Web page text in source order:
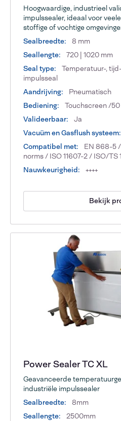
Hoogwaardige, industrieel
impulssealer, ideaal voor
stoffige of vochtige
Sealbreedte:
8 mm
Seallengte:
720 | 1020 mm
Seal type:
Temperatuur-,
impulsseal
Aandrijving:
Pneumatisch
Bediening:
Touchscreen /
Valideerbaar:
Ja
Vacuüm en Gasflush systeem:
Compatibel met:
EN 868-5
norms / ISO 11607-2 / ISO/TS
Nauwkeurigheid:
++++
Bekijk
Power Sealer TC XL
Geavanceerde
industriële impulssealer
Sealbreedte:
8mm
Seallengte:
2500mm